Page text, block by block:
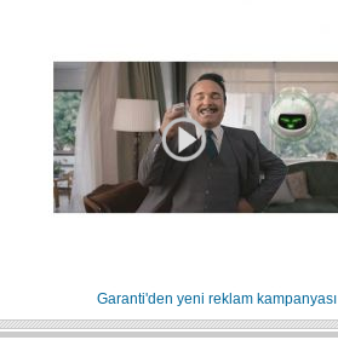
Garanti'den yeni reklam kampanyası